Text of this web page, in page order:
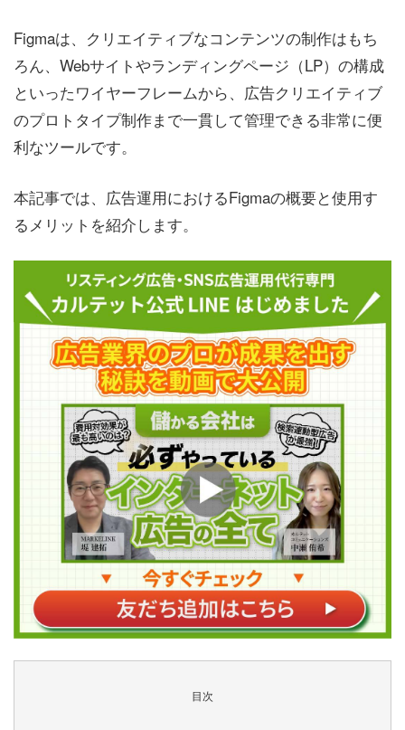
Figmaは、クリエイティブなコンテンツの制作はもち
ろん、Webサイトやランディングページ（LP）の構成
といったワイヤーフレームから、広告クリエイティブ
のプロトタイプ制作まで一貫して管理できる非常に便
利なツールです。
本記事では、広告運用におけるFigmaの概要と使用す
るメリットを紹介します。
目次